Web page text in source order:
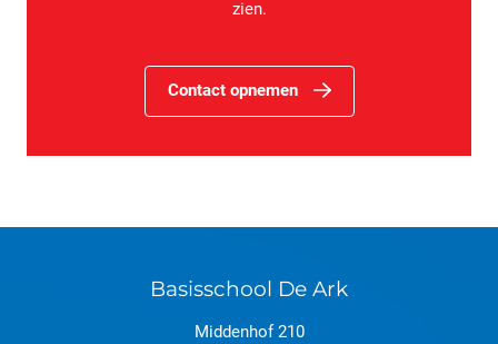
zien.
Contact opnemen
Basisschool De Ark
Middenhof 210